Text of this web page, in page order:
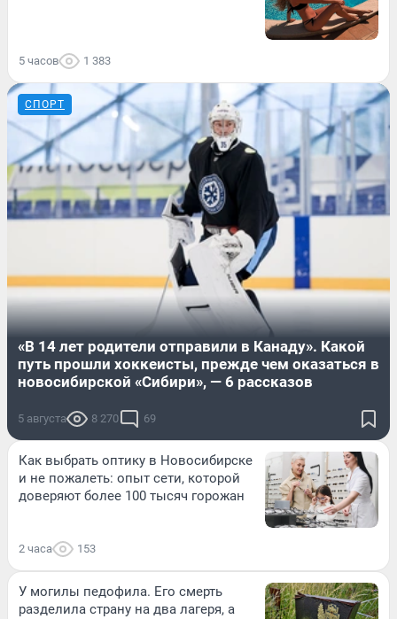
5 часов 1 383
СПОРТ
«В 14 лет родители отправили в Канаду». Какой
путь прошли хоккеисты, прежде чем оказаться в
новосибирской «Сибири», — 6 рассказов
5 августа 8 270 69
Как выбрать оптику в Новосибирске
и не пожалеть: опыт сети, которой
доверяют более 100 тысяч горожан
2 часа 153
У могилы педофила. Его смерть
разделила страну на два лагеря, а